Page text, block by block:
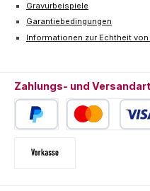
Gravurbeispiele
Garantiebedingungen
Informationen zur Echtheit
Zahlungs- und